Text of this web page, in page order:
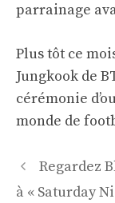
parrainage
Plus tôt ce
Jungkook de
cérémonie
monde de
Navigation
des
Regardez
à « Saturday